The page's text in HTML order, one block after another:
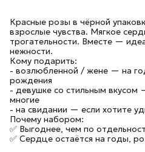
Красные розы в чёрной
взрослые чувства. Мягкое
трогательности. Вместе —
нежности.
Кому подарить:
- возлюбленной / жене — на
рождения
- девушке со стильным
многие
- на свидании — если хотите
Почему набором:
✅ Выгоднее, чем по
✅ Сердце остаётся на годы,